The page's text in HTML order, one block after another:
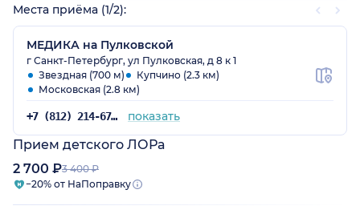
Места приёма (1/2):
МЕДИКА на Пулковской
г Санкт-Петербург, ул Пулковская, д 8 к 1
Звездная (700 м)
Купчино (2.3 км)
Московская (2.8 км)
+7 (812) 214-67-27 показать
Прием детского ЛОРа
2 700 ₽3 400 ₽
−20% от НаПоправку